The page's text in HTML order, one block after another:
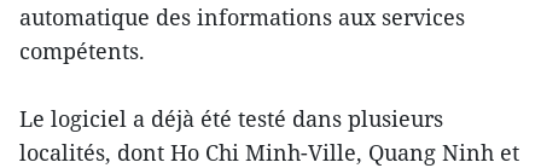
automatique des informations aux services
compétents.
Le logiciel a déjà été testé dans plusieurs
localités, dont Ho Chi Minh-Ville, Quang Ninh et